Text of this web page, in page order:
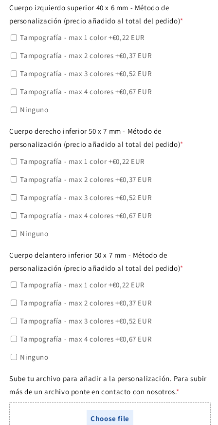
Cuerpo izquierdo superior 40 x 6 mm - Método de
personalización (precio añadido al total del pedido)*
Tampografía - max 1 color +€0,22 EUR
Tampografía - max 2 colores +€0,37 EUR
Tampografía - max 3 colores +€0,52 EUR
Tampografía - max 4 colores +€0,67 EUR
Ninguno
Cuerpo derecho inferior 50 x 7 mm - Método de
personalización (precio añadido al total del pedido)*
Tampografía - max 1 color +€0,22 EUR
Tampografía - max 2 colores +€0,37 EUR
Tampografía - max 3 colores +€0,52 EUR
Tampografía - max 4 colores +€0,67 EUR
Ninguno
Cuerpo delantero inferior 50 x 7 mm - Método de
personalización (precio añadido al total del pedido)*
Tampografía - max 1 color +€0,22 EUR
Tampografía - max 2 colores +€0,37 EUR
Tampografía - max 3 colores +€0,52 EUR
Tampografía - max 4 colores +€0,67 EUR
Ninguno
Sube tu archivo para añadir a la personalización. Para subir
más de un archivo ponte en contacto con nosotros.*
Choose file